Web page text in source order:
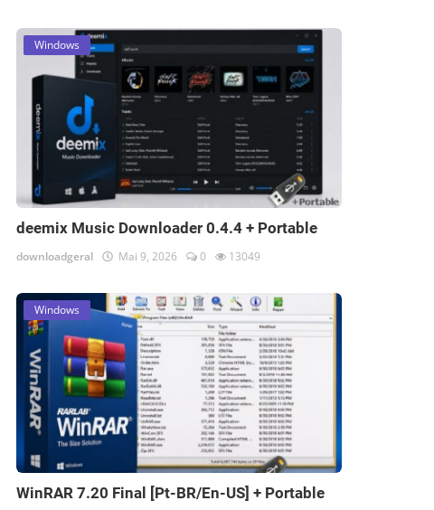
Windows
deemix Music Downloader 0.4.4 + Portable
downloadgeral Mai 9, 2026 0 13049
Windows
WinRAR 7.20 Final [Pt-BR/En-US] + Portable